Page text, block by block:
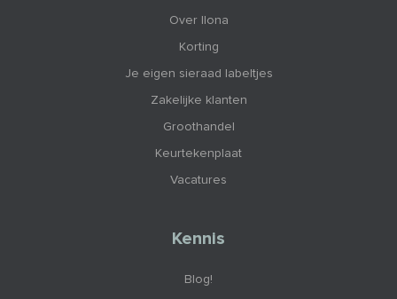
Over Ilona
Korting
Je eigen sieraad labeltjes
Zakelijke klanten
Groothandel
Keurtekenplaat
Vacatures
Kennis
Blog!